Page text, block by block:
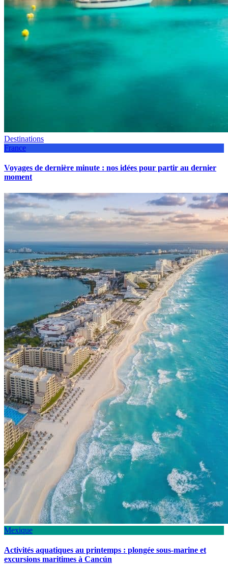
Destinations
France
Voyages de dernière minute : nos idées pour partir au dernier
moment
Mexique
Activités aquatiques au printemps : plongée sous-marine et
excursions maritimes à Cancún